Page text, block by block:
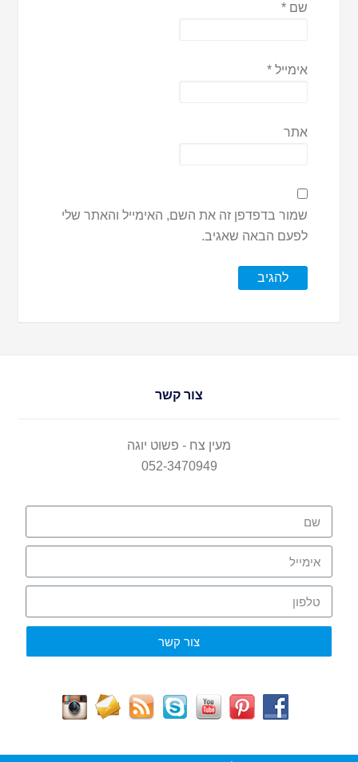
שם*
אימייל*
אתר
שמור בדפדפן זה את השם, האימייל והאתר שלי
לפעם הבאה שאגיב.
צור קשר
מעין צח - פשוט יוגה
052-3470949
צור קשר